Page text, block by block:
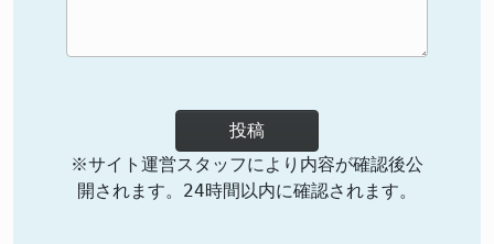
投稿
※サイト運営スタッフにより内容が確認後公
開されます。24時間以内に確認されます。